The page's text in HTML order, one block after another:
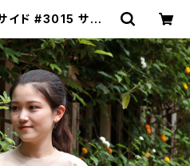
ド #3015 サンド
| MAVAZI マバジ